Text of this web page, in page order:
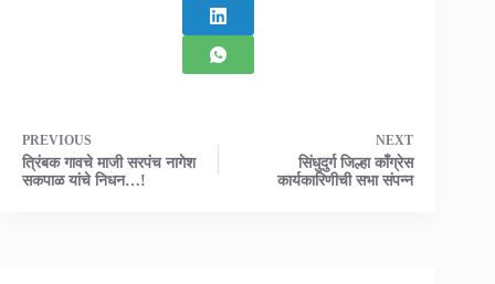
PREVIOUS
त्रिंबक गावचे माजी सरपंच नागेश
सकपाळ यांचे निधन…!
NEXT
सिंधुदुर्ग जिल्हा काँग्रेस
कार्यकारिणीची सभा संपन्न